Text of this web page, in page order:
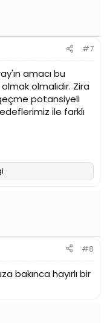
#7
amacı bu
olmalıdır. Zira
potansiyeli
ile farklı
#8
bakınca hayırlı bir